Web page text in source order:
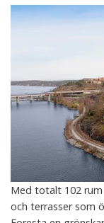
Med totalt 102
och terrasser som